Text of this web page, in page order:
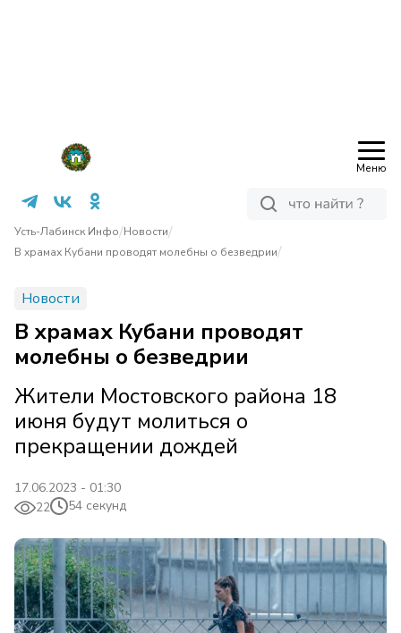
Меню
Усть-Лабинск Инфо/Новости/
В храмах Кубани проводят молебны о безведрии/
Новости
В храмах Кубани проводят
молебны о безведрии
Жители Мостовского района 18
июня будут молиться о
прекращении дождей
17.06.2023 - 01:30
22
54 секунд